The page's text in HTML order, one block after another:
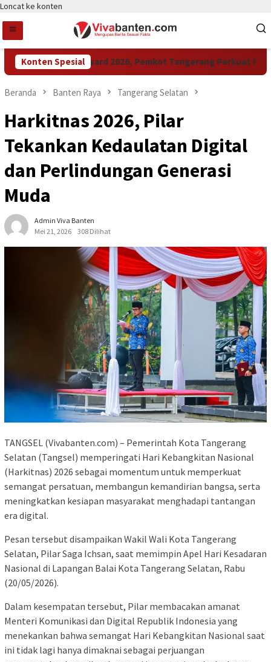
Loncat ke konten
Konten Spesial
Raih LPM Award 2026, Pemkot Tangerang Perkuat
Beranda Banten Raya Tangerang Selatan
Harkitnas 2026, Pilar
Tekankan Kedaulatan Digital
dan Perlindungan Generasi
Muda
Admin Viva Banten
Mei 21, 2026
308 Dilihat
TANGSEL (Vivabanten.com) – Pemerintah Kota Tangerang
Selatan (Tangsel) memperingati Hari Kebangkitan Nasional
(Harkitnas) 2026 sebagai momentum untuk memperkuat
semangat persatuan, membangun kemandirian bangsa, serta
meningkatkan kesiapan masyarakat menghadapi tantangan
era digital.
Pesan tersebut disampaikan Wakil Wali Kota Tangerang
Selatan, Pilar Saga Ichsan, saat memimpin Apel Hari Kesadaran
Nasional di Lapangan Balai Kota Tangerang Selatan, Rabu
(20/05/2026).
Dalam kesempatan tersebut, Pilar membacakan amanat
Menteri Komunikasi dan Digital Republik Indonesia yang
menekankan bahwa semangat Hari Kebangkitan Nasional saat
ini tidak lagi hanya dimaknai sebagai perjuangan